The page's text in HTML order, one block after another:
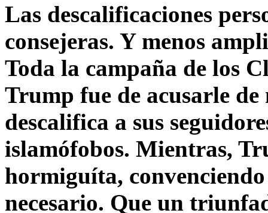
Las descalificaciones
consejeras. Y menos
Toda la campaña de los
Trump fue de acusarle
descalifica a sus
islamófobos. Mientras,
hormiguíta,
necesario. Que un